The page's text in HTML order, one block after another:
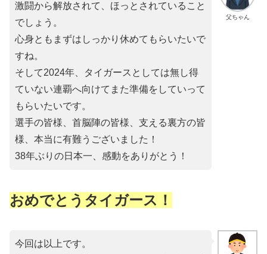
父ちゃん
激闘から解放されて、ほっとされていること
でしょう。
心身ともまずはしっかり休めてもらいたいで
すね。
そして2024年、タイガースとしては無し得
ていない連覇へ向けてまた準備をしていって
もらいたいです。
選手の皆様、首脳陣の皆様、支える裏方の皆
様、本当に有難うございました！
38年ぶりの日本一、感動をありがとう！
おめでとうタイガース！
今回は以上です。